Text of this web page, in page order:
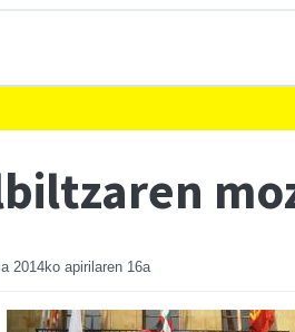
2014ko apirilaren 16a